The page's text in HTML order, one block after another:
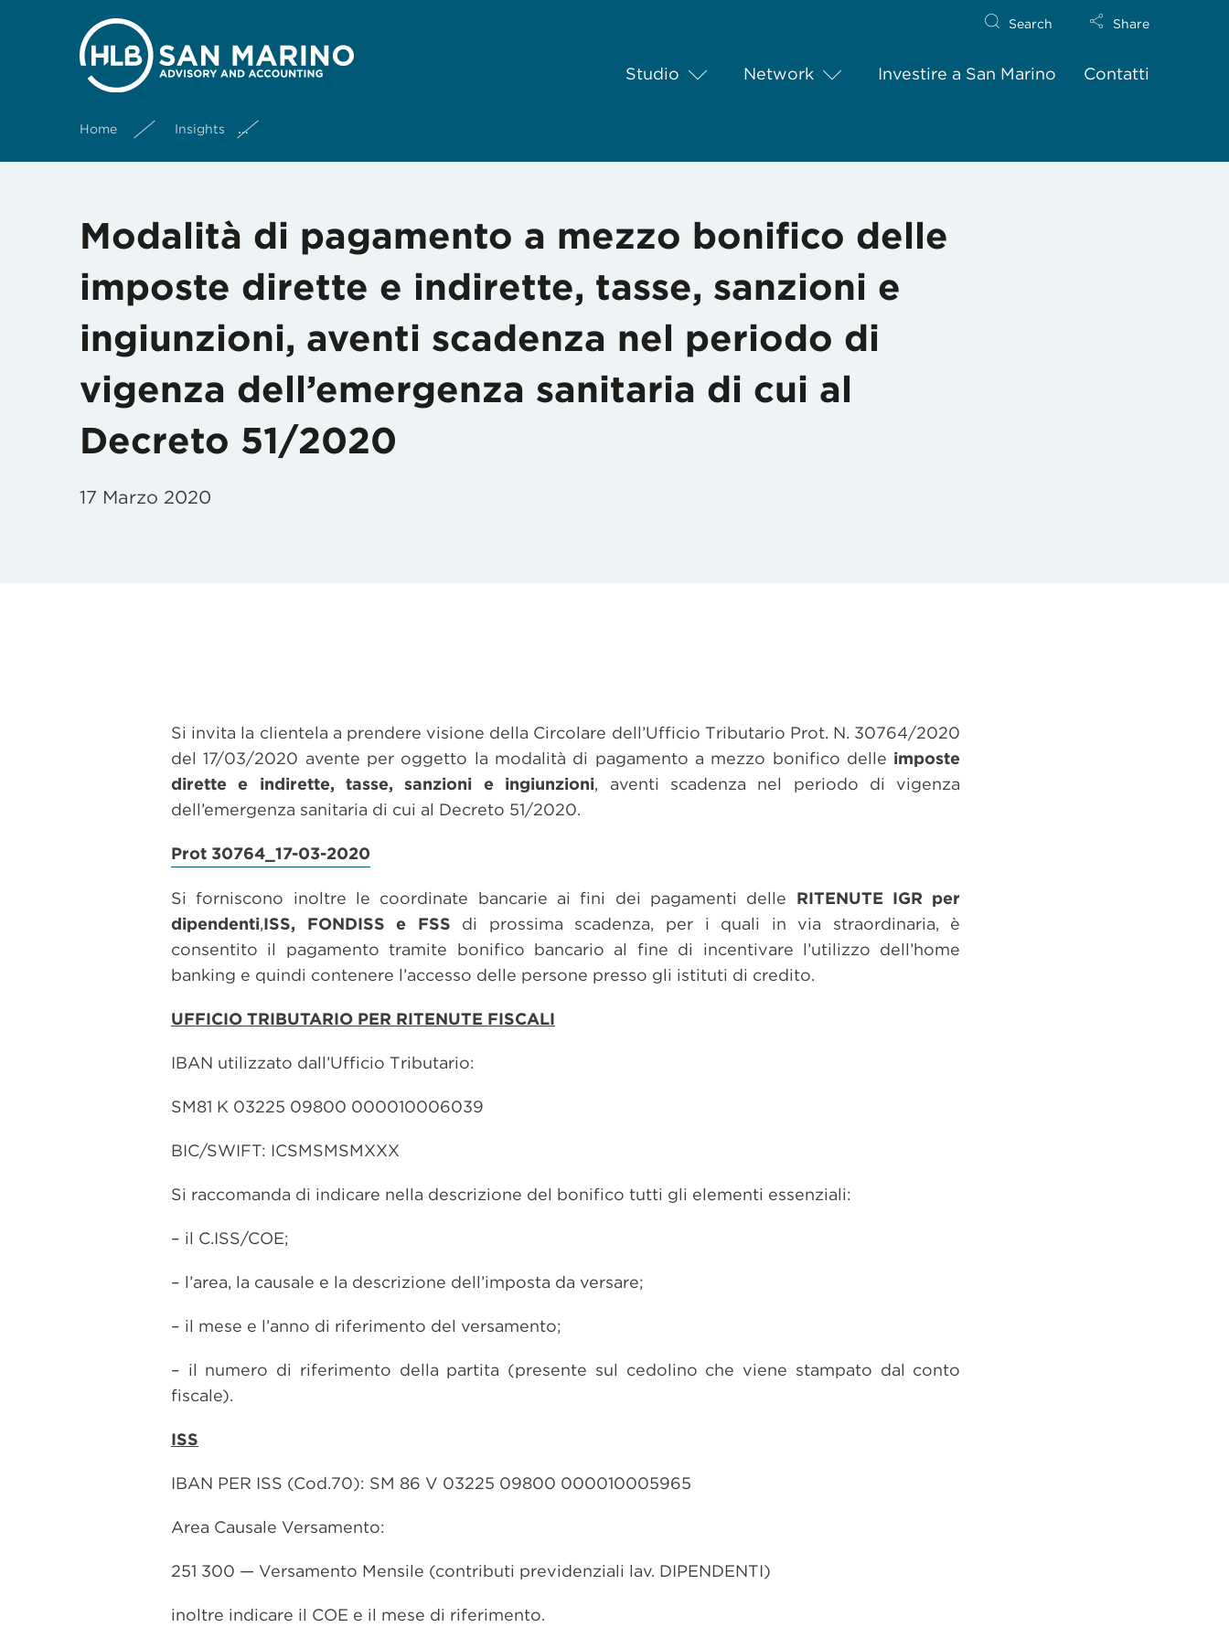
Studio Network Investire a San Marino Contatti
Search Share
Home Insights
Modalità di pagamento a mezzo bonifico delle
imposte dirette e indirette, tasse, sanzioni e
ingiunzioni, aventi scadenza nel periodo di
vigenza dell’emergenza sanitaria di cui al
Decreto 51/2020
17 Marzo 2020
Si invita la clientela a prendere visione della Circolare dell’Ufficio Tributario Prot. N. 30764/2020
del 17/03/2020 avente per oggetto la modalità di pagamento a mezzo bonifico delle imposte
dirette e indirette, tasse, sanzioni e ingiunzioni, aventi scadenza nel periodo di vigenza
dell’emergenza sanitaria di cui al Decreto 51/2020.
Prot 30764_17-03-2020
Si forniscono inoltre le coordinate bancarie ai fini dei pagamenti delle RITENUTE IGR per
dipendenti,ISS, FONDISS e FSS di prossima scadenza, per i quali in via straordinaria, è
consentito il pagamento tramite bonifico bancario al fine di incentivare l’utilizzo dell’home
banking e quindi contenere l’accesso delle persone presso gli istituti di credito.
UFFICIO TRIBUTARIO PER RITENUTE FISCALI
IBAN utilizzato dall’Ufficio Tributario:
SM81 K 03225 09800 000010006039
BIC/SWIFT: ICSMSMSMXXX
Si raccomanda di indicare nella descrizione del bonifico tutti gli elementi essenziali:
– il C.ISS/COE;
– l’area, la causale e la descrizione dell’imposta da versare;
– il mese e l’anno di riferimento del versamento;
– il numero di riferimento della partita (presente sul cedolino che viene stampato dal conto
fiscale).
ISS
IBAN PER ISS (Cod.70): SM 86 V 03225 09800 000010005965
Area Causale Versamento:
251 300 — Versamento Mensile (contributi previdenziali lav. DIPENDENTI)
inoltre indicare il COE e il mese di riferimento.